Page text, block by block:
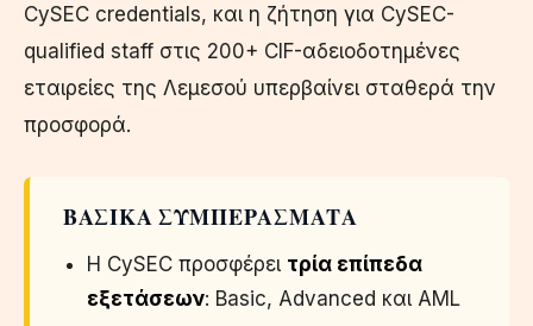
CySEC credentials, και η ζήτηση για CySEC-
qualified staff στις 200+ CIF-αδειοδοτημένες
εταιρείες της Λεμεσού υπερβαίνει σταθερά την
προσφορά.
ΒΑΣΙΚΆ ΣΥΜΠΕΡΆΣΜΑΤΑ
Η CySEC προσφέρει τρία επίπεδα
εξετάσεων: Basic, Advanced και AML